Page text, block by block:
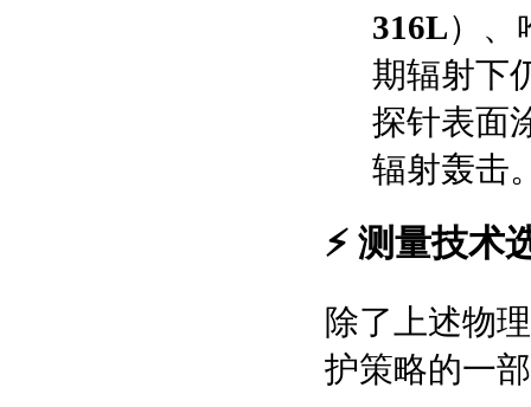
316L）、
期辐射下
探针表面
辐射轰击
⚡ 测量技术
除了上述物
护策略的一